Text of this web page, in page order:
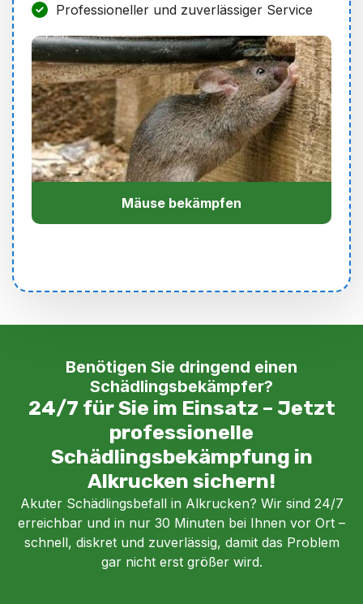
Professioneller und zuverlässiger Service
Mäuse bekämpfen
Benötigen Sie dringend einen
Schädlingsbekämpfer?
24/7 für Sie im Einsatz – Jetzt
professionelle
Schädlingsbekämpfung in
Alkrucken sichern!
Akuter Schädlingsbefall in Alkrucken? Wir sind 24/7
erreichbar und in nur 30 Minuten bei Ihnen vor Ort –
schnell, diskret und zuverlässig, damit das Problem
gar nicht erst größer wird.